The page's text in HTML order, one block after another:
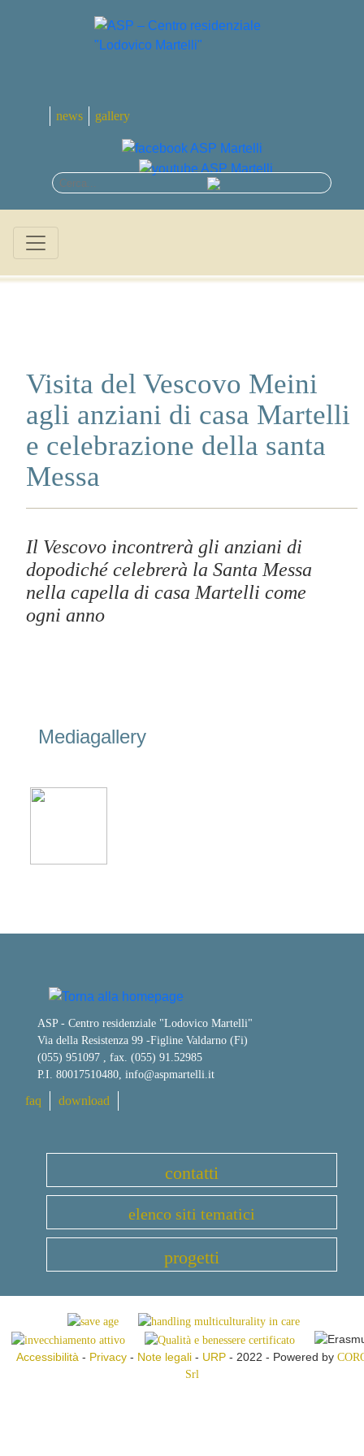
news gallery
Visita del Vescovo Meini
agli anziani di casa Martelli
e celebrazione della santa
Messa
Il Vescovo incontrerà gli anziani di
dopodiché celebrerà la Santa Messa
nella capella di casa Martelli come
ogni anno
Mediagallery
ASP - Centro residenziale "Lodovico Martelli"
Via della Resistenza 99 -Figline Valdarno (Fi)
(055) 951097 , fax. (055) 91.52985
P.I. 80017510480, info@aspmartelli.it
faq download
contatti
elenco siti tematici
progetti
Accessibilità - Privacy- Note legali- URP- 2022 - Powered by
Srl